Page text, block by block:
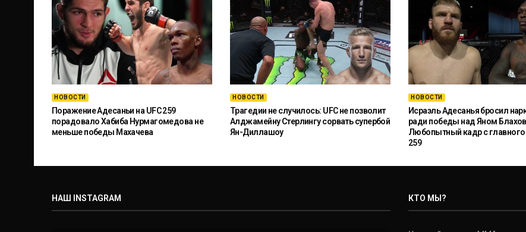
НОВОСТИ
Поражение Адесаньи на UFC 259
порадовало Хабиба Нурмагомедова не
меньше победы Махачева
НОВОСТИ
Трагедии не случилось: UFC не позволит
Алджамейну Стерлингу сорвать супербой
Ян-Диллашоу
НОВОСТИ
Исраэль Адесанья бросил
ради победы над Яном
Любопытный кадр с главного
259
НАШ INSTAGRAM КТО МЫ?